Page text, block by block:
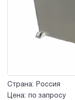
Страна:
Россия
Цена:
по запросу